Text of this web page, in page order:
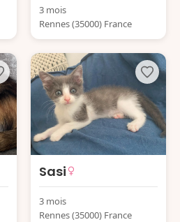
3 mois
Rennes (35000) France
Sasi
3 mois
Rennes (35000) France